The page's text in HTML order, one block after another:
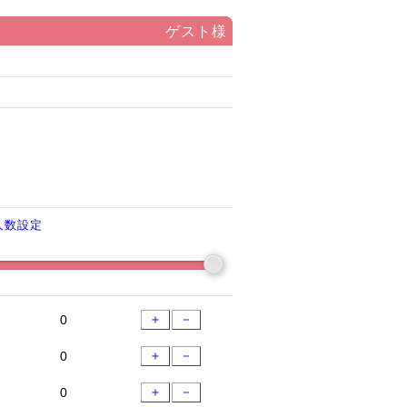
ゲスト様
設定
＋ －
＋ －
＋ －